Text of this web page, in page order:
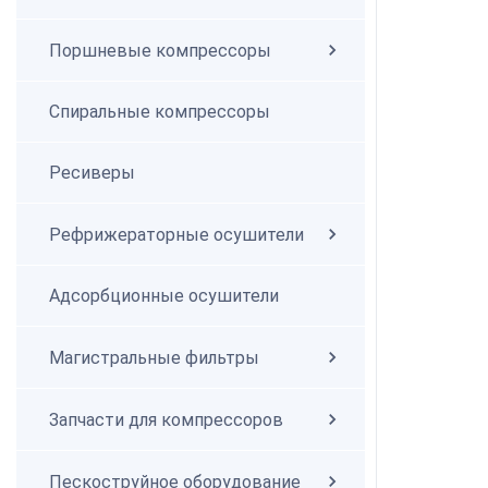
Спиральные компрессоры
Поршневые компрессоры
Спиральные компрессоры
Ресиверы
Рефрижераторные осушители
Адсорбционные осушители
Магистральные фильтры
Запчасти для компрессоров
Пескоструйное оборудование